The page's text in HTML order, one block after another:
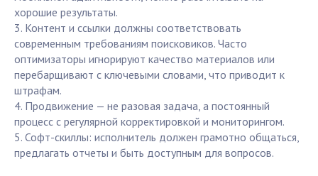
хорошие результаты.
3. Контент и ссылки должны соответствовать
современным требованиям поисковиков. Часто
оптимизаторы игнорируют качество материалов или
перебарщивают с ключевыми словами, что приводит к
штрафам.
4. Продвижение — не разовая задача, а постоянный
процесс с регулярной корректировкой и мониторингом.
5. Софт-скиллы: исполнитель должен грамотно общаться,
предлагать отчеты и быть доступным для вопросов.